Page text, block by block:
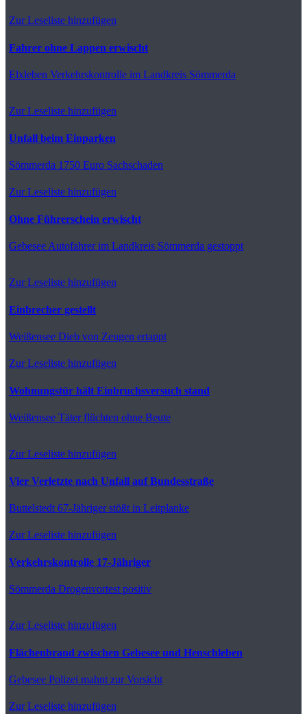
Zur Leseliste hinzufügen
Fahrer ohne Lappen erwischt
Elxleben Verkehrskontrolle im Landkreis Sömmerda
Zur Leseliste hinzufügen
Unfall beim Einparken
Sömmerda 1750 Euro Sachschaden
Zur Leseliste hinzufügen
Ohne Führerschein erwischt
Gebesee Autofahrer im Landkreis Sömmerda gestoppt
Zur Leseliste hinzufügen
Einbrecher gestellt
Weißensee Dieb von Zeugen ertappt
Zur Leseliste hinzufügen
Wohnungstür hält Einbruchsversuch stand
Weißensee Täter flüchten ohne Beute
Zur Leseliste hinzufügen
Vier Verletzte nach Unfall auf Bundesstraße
Buttelstedt 67-Jähriger stößt in Leitplanke
Zur Leseliste hinzufügen
Verkehrskontrolle 17-Jähriger
Sömmerda Drogenvortest positiv
Zur Leseliste hinzufügen
Flächenbrand zwischen Gebesee und Henschleben
Gebesee Polizei mahnt zur Vorsicht
Zur Leseliste hinzufügen